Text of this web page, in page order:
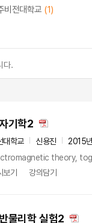
비전대학교 (1)
다.
기학2
대학교 신용진
2015
theory,
보기
강의담기
물리학 실험2